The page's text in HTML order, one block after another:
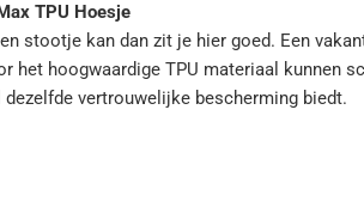
TPU Hoesje
stootje kan dan zit je hier goed. Een
hoogwaardige TPU materiaal kunnen
vertrouwelijke bescherming biedt.